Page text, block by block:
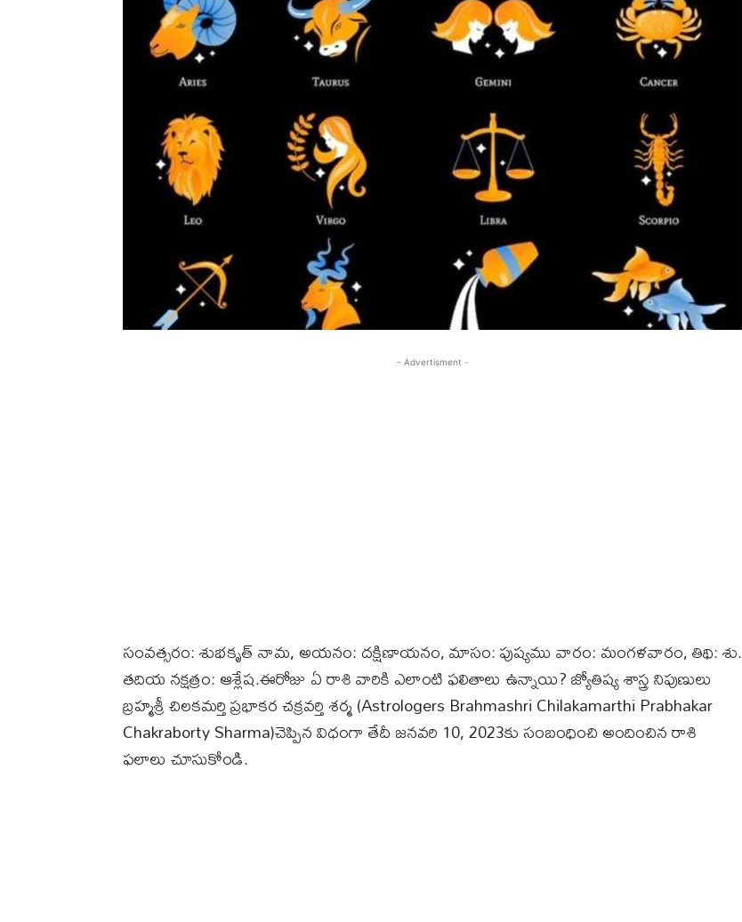
- Advertisment -
సంవత్సరం: శుభకృత్ నామ, అయనం: దక్షిణాయనం, మాసం: పుష్యము వారం: మంగళవారం, తిథి: శు.
తదియ నక్షత్రం: ఆశ్లేష.ఈరోజు ఏ రాశి వారికి ఎలాంటి ఫలితాలు ఉన్నాయి? జ్యోతిష్య శాస్త్ర నిపుణులు
బ్రహ్మశ్రీ చిలకమర్తి ప్రభాకర చక్రవర్తి శర్మ (Astrologers Brahmashri Chilakamarthi Prabhakar
Chakraborty Sharma)చెప్పిన విధంగా తేదీ జనవరి 10, 2023కు సంబంధించి అందించిన రాశి
ఫలాలు చూసుకోండి.